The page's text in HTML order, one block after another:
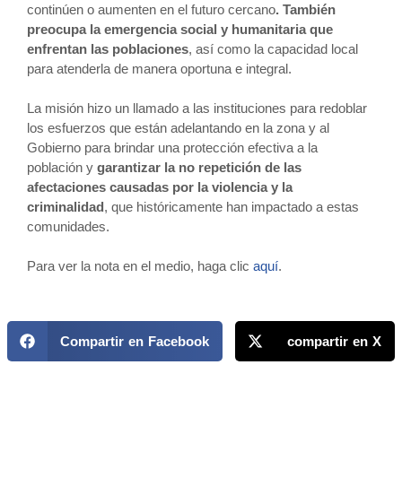
continúen o aumenten en el futuro cercano. También
preocupa la emergencia social y humanitaria que
enfrentan las poblaciones, así como la capacidad local
para atenderla de manera oportuna e integral.
La misión hizo un llamado a las instituciones para redoblar
los esfuerzos que están adelantando en la zona y al
Gobierno para brindar una protección efectiva a la
población y garantizar la no repetición de las
afectaciones causadas por la violencia y la
criminalidad, que históricamente han impactado a estas
comunidades.
Para ver la nota en el medio, haga clic aquí.
Compartir en Facebook compartir en X